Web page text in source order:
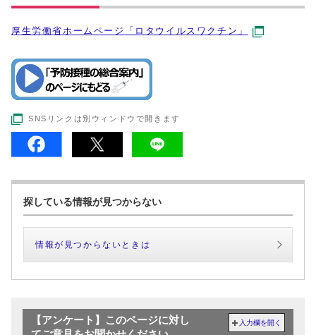
厚生労働省ホームページ「ロタウイルスワクチン」
SNSリンクは別ウィンドウで開きます
探している情報が見つからない
情報が見つからないときは
【アンケート】このページに対し
入力欄を開く